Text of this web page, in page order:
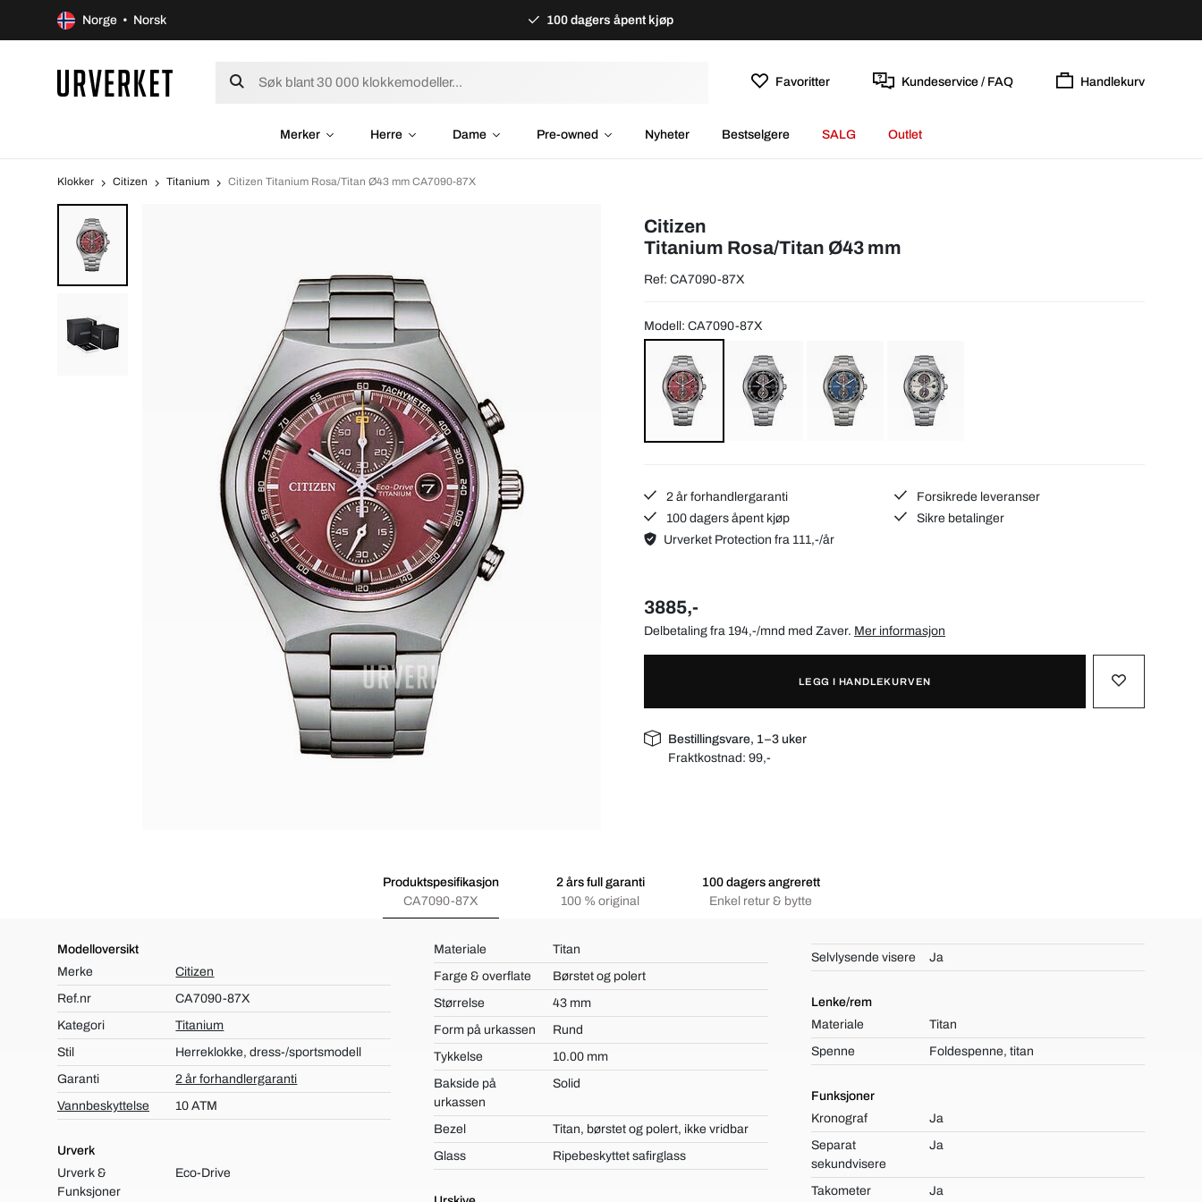
Norge • Norsk 100 dagers åpent kjøp
Favoritter Kundeservice / FAQ Handlekurv
Merker Herre Dame Pre-owned Nyheter Bestselgere SALG Outlet
Klokker Citizen Titanium Citizen Titanium Rosa/Titan Ø43 mm CA7090-87X
Citizen
Titanium Rosa/Titan Ø43 mm
Ref: CA7090-87X
Modell: CA7090-87X
2 år forhandlergaranti
Forsikrede leveranser
100 dagers åpent kjøp
Sikre betalinger
Urverket Protection fra 111,-/år
3885,-
Delbetaling fra 194,-/mnd med Zaver. Mer informasjon
LEGG I HANDLEKURVEN
Bestillingsvare, 1–3 uker
Fraktkostnad:99,-
Produktspesifikasjon
CA7090-87X
2 års full garanti
100 % original
100 dagers angrerett
Enkel retur & bytte
Modelloversikt
Merke
Citizen
Ref.nr
CA7090-87X
Kategori
Titanium
Stil
Herreklokke, dress-/sportsmodell
Garanti
2 år forhandlergaranti
Vannbeskyttelse
10 ATM
Urverk
Urverk &
Funksjoner
Eco-Drive
Materiale
Titan
Farge & overflate
Børstet og polert
Størrelse
43 mm
Form på urkassen
Rund
Tykkelse
10.00 mm
Bakside på
urkassen
Solid
Bezel
Titan, børstet og polert, ikke vridbar
Glass
Ripebeskyttet safirglass
Selvlysende visere Ja
Lenke/rem
Materiale
Titan
Spenne
Foldespenne, titan
Funksjoner
Kronograf
Ja
Separat
sekundvisere
Ja
Takometer Ja